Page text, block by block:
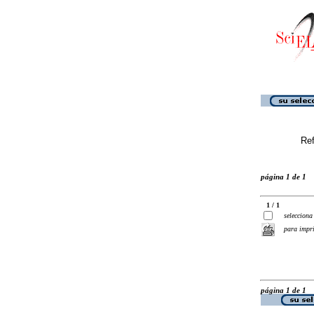
página 1 de 1
1 / 1
selecciona
para
página 1 de 1